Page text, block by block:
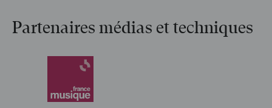
Partenaires médias et techniques